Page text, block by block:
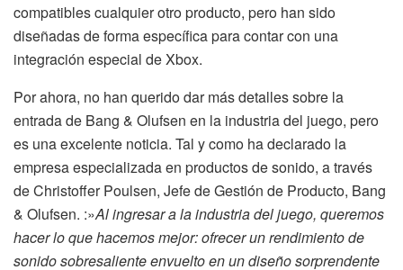
compatibles cualquier otro producto, pero han sido
diseñadas de forma específica para contar con una
integración especial de Xbox.
Por ahora, no han querido dar más detalles sobre la
entrada de Bang & Olufsen en la industria del juego, pero
es una excelente noticia. Tal y como ha declarado la
empresa especializada en productos de sonido, a través
de Christoffer Poulsen, Jefe de Gestión de Producto, Bang
& Olufsen. :»Al ingresar a la industria del juego, queremos
hacer lo que hacemos mejor: ofrecer un rendimiento de
sonido sobresaliente envuelto en un diseño sorprendente